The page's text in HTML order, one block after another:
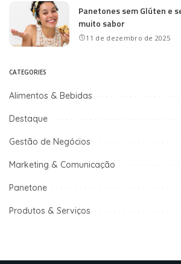
Panetones sem Glúten e
muito sabor
11 de dezembro de 2025
CATEGORIES
Alimentos & Bebidas
Destaque
Gestão de Negócios
Marketing & Comunicação
Panetone
Produtos & Serviços